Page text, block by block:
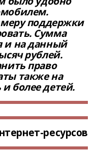
меру поддержки
Сумма
и на данный
рублей.
право
также на
более детей.
ресурсов